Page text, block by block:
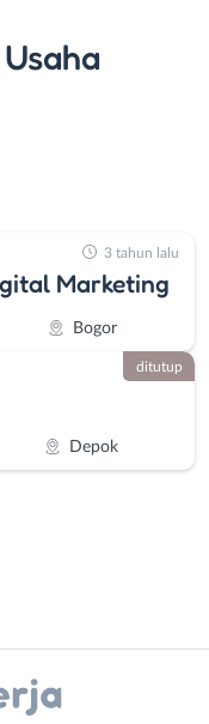
Marketing
Bogor
3 tahun lalu
Depok
ditutup
Telegram
Lainnya..